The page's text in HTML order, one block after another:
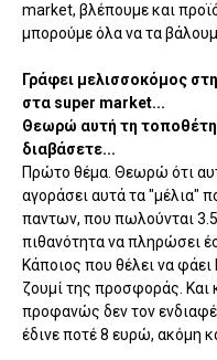
market, βλέπουμε και
μπορούμε όλα να τα
Γράφει μελισσοκόμος
στα super market...
Θεωρώ αυτή τη
διαβάσετε...
Πρώτο θέμα. Θεωρώ ότι
αγοράσει αυτά τα "μέλια"
παντων, που πωλούνται
πιθανότητα να πληρώσει
Κάποιος που θέλει να φάει
ζουμί της προσφοράς. Και
προφανώς δεν τον
έδινε ποτέ 8 ευρώ, ακόμη